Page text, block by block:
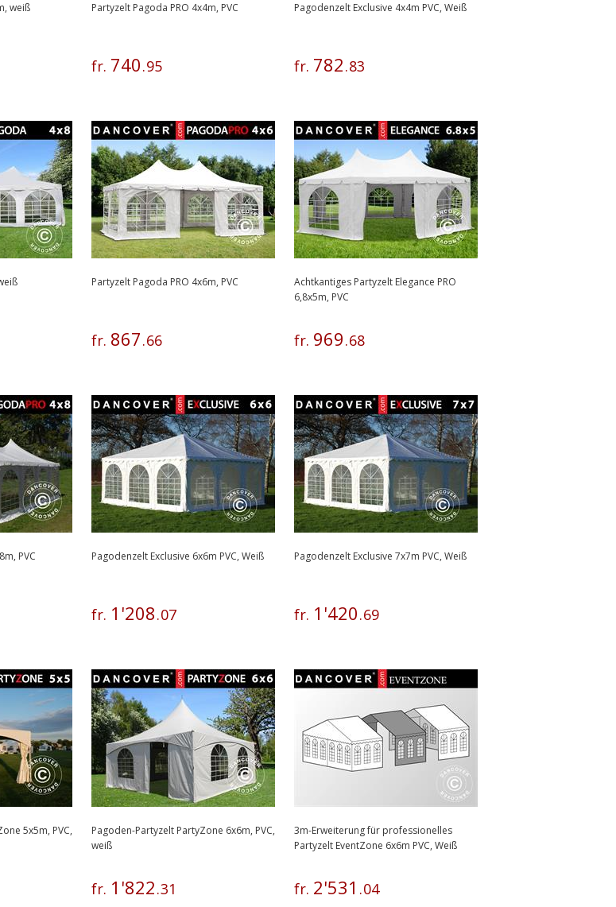
weiß Partyzelt Pagoda PRO 4x4m, PVC
fr. 740.95
Pagodenzelt Exclusive 4x4m PVC, Weiß
fr. 782.83
Partyzelt Pagoda PRO 4x6m, PVC
fr. 867.66
Achtkantiges Partyzelt Elegance PRO
6,8x5m, PVC
fr. 969.68
PVC Pagodenzelt Exclusive 6x6m PVC, Weiß
fr. 1 '208.07
Pagodenzelt Exclusive 7x7m PVC, Weiß
fr. 1 '420.69
5x5m, PVC,
Pagoden-Partyzelt PartyZone 6x6m, PVC,
weiß
fr. 1 '822.31
3m-Erweiterung für professionelles
Partyzelt EventZone 6x6m PVC, Weiß
fr. 2'531 .04